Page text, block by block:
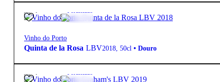
16,60€ Fortificado
Vinho do Porto
Quinta de la Rosa LBV2018, 50cl • Douro
16,00€ Fortificado